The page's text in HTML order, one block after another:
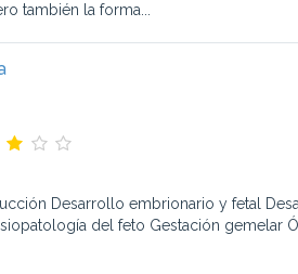
también la forma...
Desarrollo embrionario y fetal
del feto Gestación gemelar